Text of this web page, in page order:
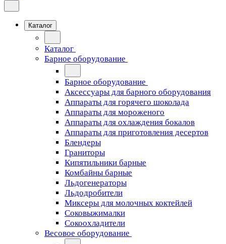
Каталог
Каталог
Барное оборудование
Барное оборудование
Аксессуары для барного оборудования
Аппараты для горячего шоколада
Аппараты для мороженого
Аппараты для охлаждения бокалов
Аппараты для приготовления десертов
Блендеры
Граниторы
Кипятильники барные
Комбайны барные
Льдогенераторы
Льдодробители
Миксеры для молочных коктейлей
Соковыжималки
Сокоохладители
Весовое оборудование